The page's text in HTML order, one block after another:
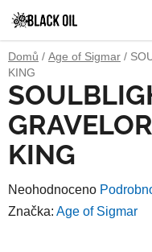
na
obsah
Domů / Age of Sigmar /
KING
KING
Průměrné
hodnocení
Neohodnoceno
Značka: Age of Sigmar